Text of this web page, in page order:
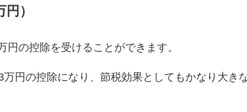
）
の控除を受けることができます。
円の控除になり、節税効果としてもかなり大き